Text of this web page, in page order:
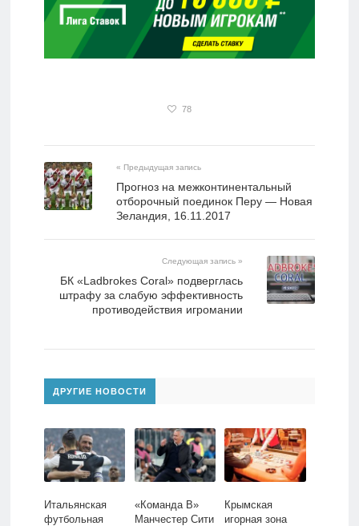
78
« Предыдущая запись
Прогноз на межконтинентальный
отборочный поединок Перу — Новая
Зеландия, 16.11.2017
Следующая запись »
БК «Ladbrokes Coral» подверглась
штрафу за слабую эффективность
противодействия игромании
ДРУГИЕ НОВОСТИ
Итальянская
футбольная
«Команда В»
Манчестер Сити
Крымская
игорная зона